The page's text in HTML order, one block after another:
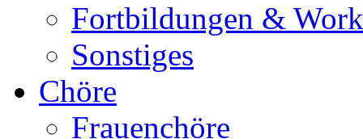
Fortbildungen &
Sonstiges
Chöre
Frauenchöre